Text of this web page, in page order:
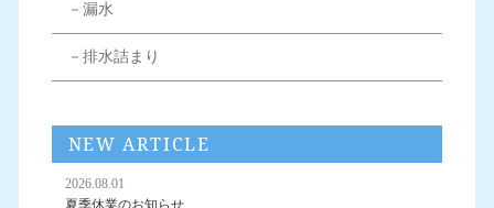
－漏水
－排水詰まり
NEW ARTICLE
2026.08.01
夏季休業のお知らせ